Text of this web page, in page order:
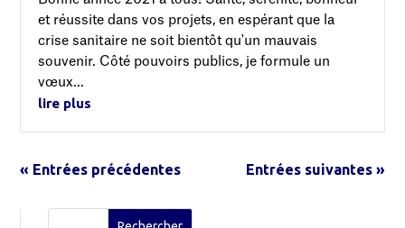
et réussite dans vos projets, en espérant que la
crise sanitaire ne soit bientôt qu'un mauvais
souvenir. Côté pouvoirs publics, je formule un
vœux...
lire plus
« Entrées précédentes Entrées suivantes »